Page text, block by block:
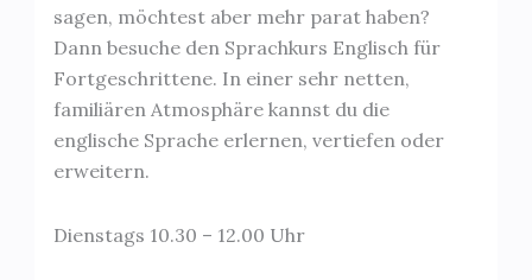
sagen, möchtest aber mehr parat haben?
Dann besuche den Sprachkurs Englisch für
Fortgeschrittene. In einer sehr netten,
familiären Atmosphäre kannst du die
englische Sprache erlernen, vertiefen oder
erweitern.
Dienstags 10.30 – 12.00 Uhr